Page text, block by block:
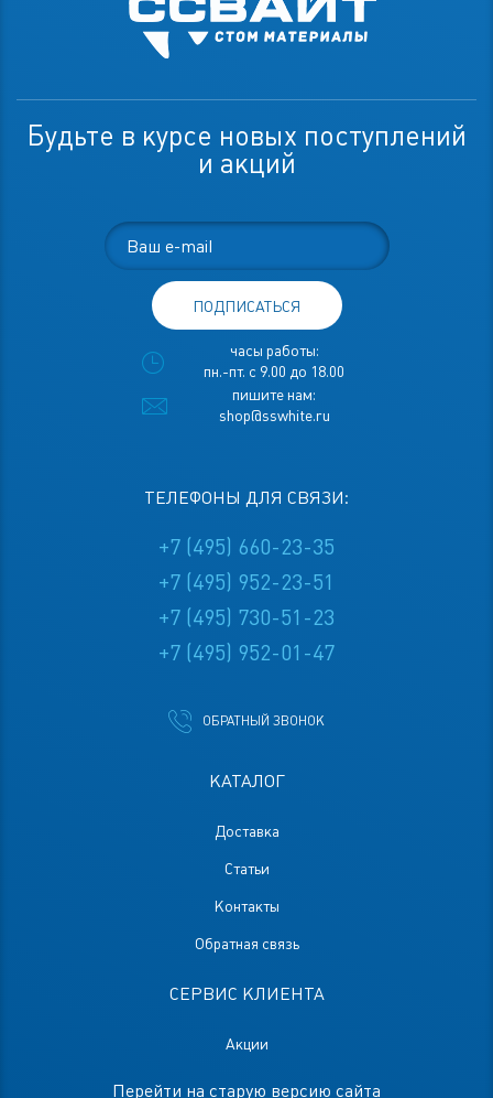
КАТАЛОГ
Доставка
Статьи
Контакты
Обратная связь
СЕРВИС КЛИЕНТА
Акции
Перейти на старую версию сайта
Будьте в курсе новых поступлений
и акций
ПОДПИСАТЬСЯ
часы работы:
пн.-пт. с 9.00 до 18.00
пишите нам:
shop@sswhite.ru
ТЕЛЕФОНЫ ДЛЯ СВЯЗИ:
+7 (495) 660-23-35
+7 (495) 952-23-51
+7 (495) 730-51-23
+7 (495) 952-01-47
ОБРАТНЫЙ ЗВОНОК